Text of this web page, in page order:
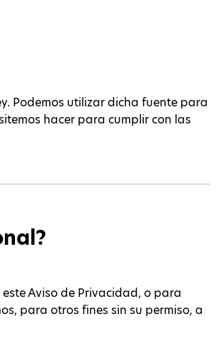
Podemos utilizar dicha fuente para
hacer para cumplir con las
Aviso de Privacidad, o para
para otros fines sin su permiso, a